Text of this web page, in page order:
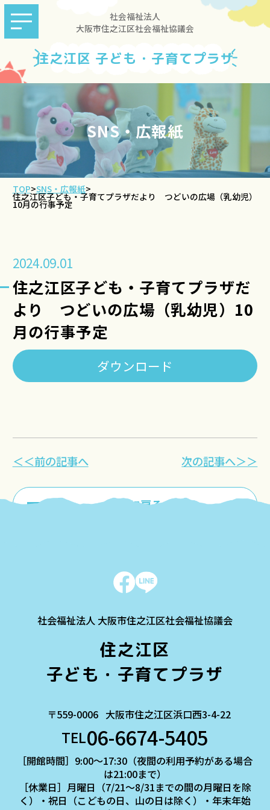
社会福祉法人
大阪市住之江区社会福祉協議会
住之江区 子ども・子育てプラザ
SNS・広報紙
TOP>SNS・広報紙>
住之江区子ども・子育てプラザだより つどいの広場（乳幼児）
10月の行事予定
2024.09.01
住之江区子ども・子育てプラザだ
より つどいの広場（乳幼児）10
月の行事予定
ダウンロード
＜＜前の記事へ
一覧に戻る
次の記事へ＞＞
社会福祉法人 大阪市住之江区社会福祉協議会
住之江区
子ども・子育てプラザ
〒559-0006 大阪市住之江区浜口西3-4-22
TEL06-6674-5405
［開館時間］9:00～17:30（夜間の利用予約がある場合
は21:00まで）
［休業日］月曜日（7/21～8/31までの間の月曜日を除
く）・祝日（こどもの日、山の日は除く）・年末年始